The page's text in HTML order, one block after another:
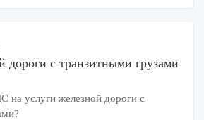
дороги с транзитными грузами
на услуги железной дороги с